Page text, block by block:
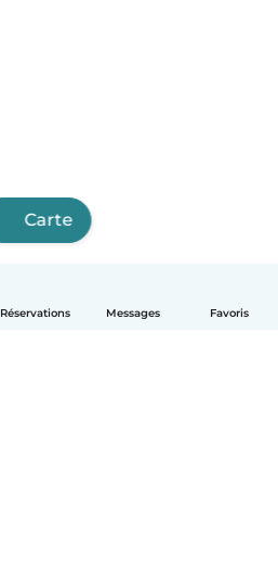
Réservations Messages Favoris
Carte